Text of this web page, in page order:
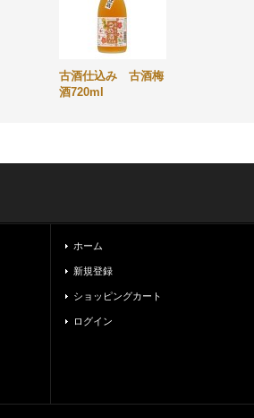
古酒仕込み 古酒梅
酒720ml
ホーム
新規登録
ショッピングカート
ログイン